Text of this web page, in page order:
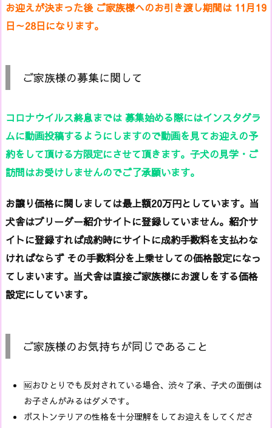
お迎えが決まった後 ご家族様へのお引き渡し期間は 11月19
日～28日になります。
ご家族様の募集に関して
コロナウイルス終息までは 募集始める際にはインスタグラ
ムに動画投稿するようにしますので動画を見てお迎えの予
約をして頂ける方限定にさせて頂きます。子犬の見学・ご
訪問はお受けしませんのでご了承願います。
お譲り価格に関しましては最上額20万円としています。当
犬舎はブリーダー紹介サイトに登録していません。紹介サ
イトに登録すれば成約時にサイトに成約手数料を支払わな
ければならず その手数料分を上乗せしての価格設定になっ
てしまいます。当犬舎は直接ご家族様にお渡しをする価格
設定にしています。
ご家族様のお気持ちが同じであること
🆖おひとりでも反対されている場合、渋々了承、子犬の面倒は
お子さんがみるはダメです。
ボストンテリアの性格を十分理解をしてお迎えをしてくださ